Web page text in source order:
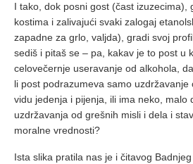
I tako, dok posni gost (čast izuzecima),
kostima i zalivajući svaki zalogaj
zapadne za grlo, valjda), gradi svoj
sediš i pitaš se – pa, kakav je to post u
celovečernje useravanje od alkohola,
li post podrazumeva samo uzdržavanje
vidu jedenja i pijenja, ili ima neko, malo
uzdržavanja od grešnih misli i dela i
moralne vrednosti?
Ista slika pratila nas je i čitavog